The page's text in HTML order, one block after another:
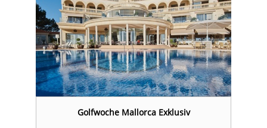
Golfwoche Mallorca Exklusiv